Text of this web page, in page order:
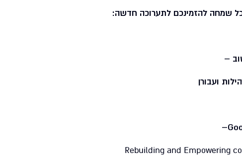
שמחה להזמינכם לתערוכה חדשה:
–
ועבורן
–
Rebuilding and Empowering